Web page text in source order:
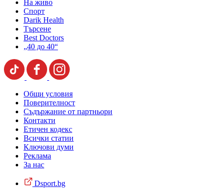
На живо
Спорт
Darik Health
Търсене
Best Doctors
„40 до 40“
Общи условия
Поверителност
Съдържание от партньори
Контакти
Етичен кодекс
Всички статии
Ключови думи
Реклама
За нас
Dsport.bg